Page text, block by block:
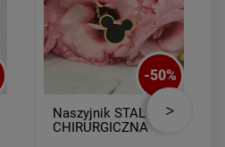
-50%
Naszyjnik STAL
CHIRURGICZNA